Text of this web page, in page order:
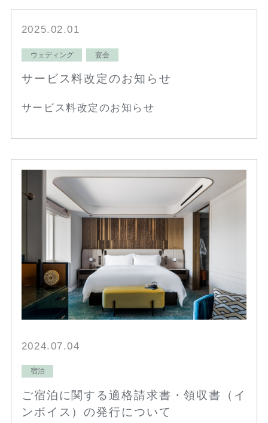
2025.02.01
ウェディング 宴会
サービス料改定のお知らせ
サービス料改定のお知らせ
2024.07.04
宿泊
ご宿泊に関する適格請求書・領収書（イ
ンボイス）の発行について